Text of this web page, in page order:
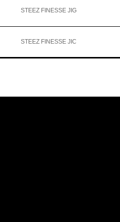
STEEZ FINESSE JIG
STEEZ FINESSE JIC